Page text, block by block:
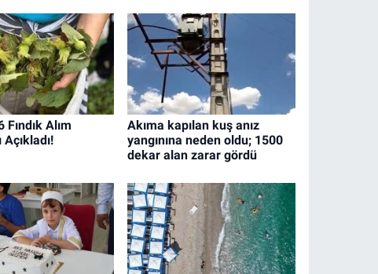
Alım
Açıkladı!
Akıma kapılan kuş anız
yangınına neden oldu; 1500
dekar alan zarar gördü